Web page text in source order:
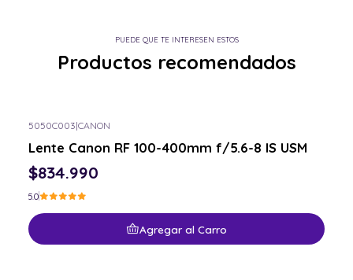
PUEDE QUE TE INTERESEN ESTOS
Productos recomendados
5050C003|CANON
Lente Canon RF 100-400mm f/5.6-8 IS USM
$834.990
5.0
Agregar al Carro